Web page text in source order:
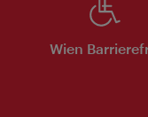
Wien